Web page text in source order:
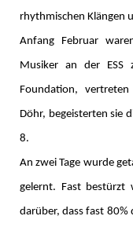
rhythmischen Klängen
Anfang Februar
Musiker an der ESS
Foundation, vertreten
Döhr, begeisterten sie
8.
An zwei Tage wurde
gelernt. Fast bestürzt
darüber, dass fast 80%